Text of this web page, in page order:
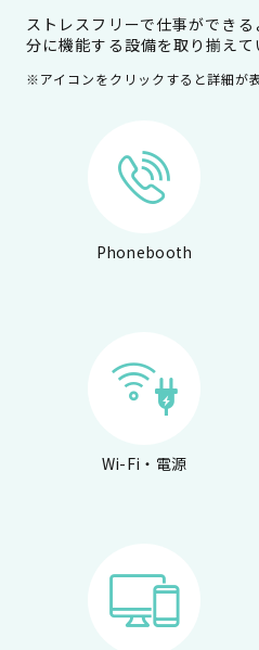
ストレスフリーで仕事ができ
分に機能する設備を取り揃えて
※アイコンをクリックすると詳細が
Phonebooth
Wi-Fi・電源